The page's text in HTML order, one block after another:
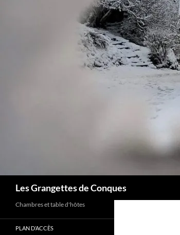
Les Grangettes de Conques
Chambres et table d'hôtes
PLAN D’ACCÈS